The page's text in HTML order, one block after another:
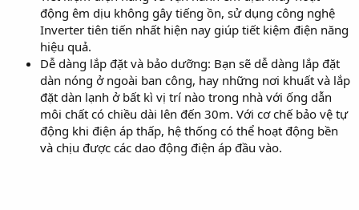
động êm dịu không gây tiếng ồn, sử dụng công nghệ
Inverter tiên tiến nhất hiện nay giúp tiết kiệm điện năng
hiệu quả.
Dễ dàng lắp đặt và bảo dưỡng: Bạn sẽ dễ dàng lắp đặt
dàn nóng ở ngoài ban công, hay những nơi khuất và lắp
đặt dàn lạnh ở bất kì vị trí nào trong nhà với ống dẫn
môi chất có chiều dài lên đến 30m. Với cơ chế bảo vệ tự
động khi điện áp thấp, hệ thống có thể hoạt động bền
và chịu được các dao động điện áp đầu vào.